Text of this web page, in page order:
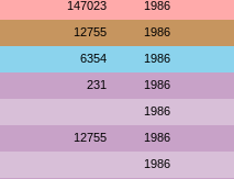
147023 1986
12755 1986
6354 1986
231 1986
1986
12755 1986
1986